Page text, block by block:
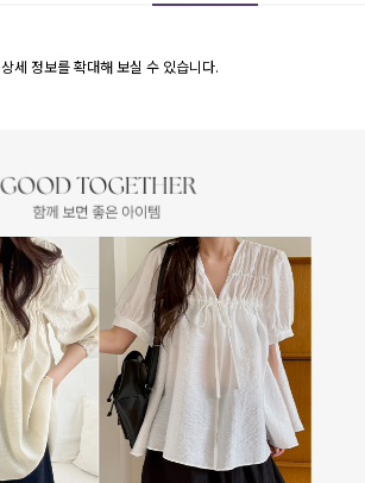
상세 정보를 확대해 보실 수 있습니다.